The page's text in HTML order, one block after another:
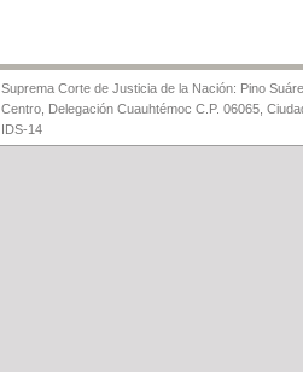
Suprema Corte de Justicia de la Nación: Pino
Centro, Delegación Cuauhtémoc C.P. 06065,
IDS-14